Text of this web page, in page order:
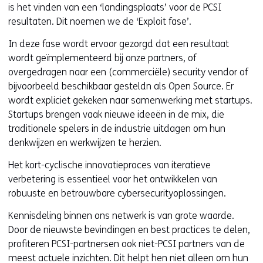
is het vinden van een ‘landingsplaats’ voor de PCSI
resultaten. Dit noemen we de ‘Exploit fase’.
In deze fase wordt ervoor gezorgd dat een resultaat
wordt geïmplementeerd bij onze partners, of
overgedragen naar een (commerciële) security vendor of
bijvoorbeeld beschikbaar gesteldn als Open Source. Er
wordt expliciet gekeken naar samenwerking met startups.
Startups brengen vaak nieuwe ideeën in de mix, die
traditionele spelers in de industrie uitdagen om hun
denkwijzen en werkwijzen te herzien.
Het kort-cyclische innovatieproces van iteratieve
verbetering is essentieel voor het ontwikkelen van
robuuste en betrouwbare cybersecurityoplossingen.
Kennisdeling binnen ons netwerk is van grote waarde.
Door de nieuwste bevindingen en best practices te delen,
profiteren PCSI-partnersen ook niet-PCSI partners van de
meest actuele inzichten. Dit helpt hen niet alleen om hun